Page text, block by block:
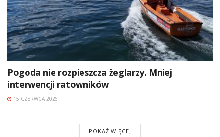
Pogoda nie rozpieszcza żeglarzy. Mniej
interwencji ratowników
15 CZERWCA 2026
POKAŻ WIĘCEJ